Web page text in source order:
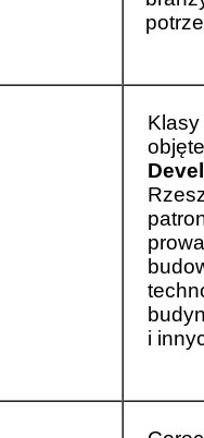
Klasy
i